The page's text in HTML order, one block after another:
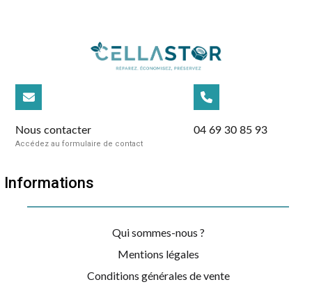
Nous contacter
Accédez au formulaire de contact
04 69 30 85 93
Informations
Qui sommes-nous ?
Mentions légales
Conditions générales de vente